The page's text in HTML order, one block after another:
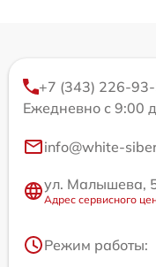
+7 (343) 226-
Ежедневно с 9:00
info@white-
ул. Малышева,
Адрес сервисного
Режим работы: